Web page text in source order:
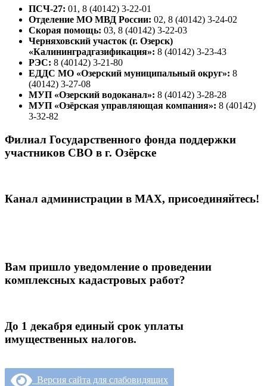
ПСЧ-27: 01, 8 (40142) 3-22-01
Отделение МО МВД России: 02, 8 (40142) 3-24-02
Скорая помощь: 03, 8 (40142) 3-22-03
Черняховский участок (г. Озерск)
«Калининградгазификация»: 8 (40142) 3-23-43
РЭС: 8 (40142) 3-21-80
ЕДДС МО «Озерский муниципальный округ»: 8
(40142) 3-27-08
МУП «Озерский водоканал»: 8 (40142) 3-28-28
МУП «Озёрская управляющая компания»: 8 (40142)
3-32-82
Филиал Государственного фонда поддержки
участников СВО в г. Озёрске
Канал администрации в МАХ, присоединяйтесь!
Вам пришло уведомление о проведении
комплексных кадастровых работ?
До 1 декабря единый срок уплаты
имущественных налогов.
Версия сайта для слабовидящих